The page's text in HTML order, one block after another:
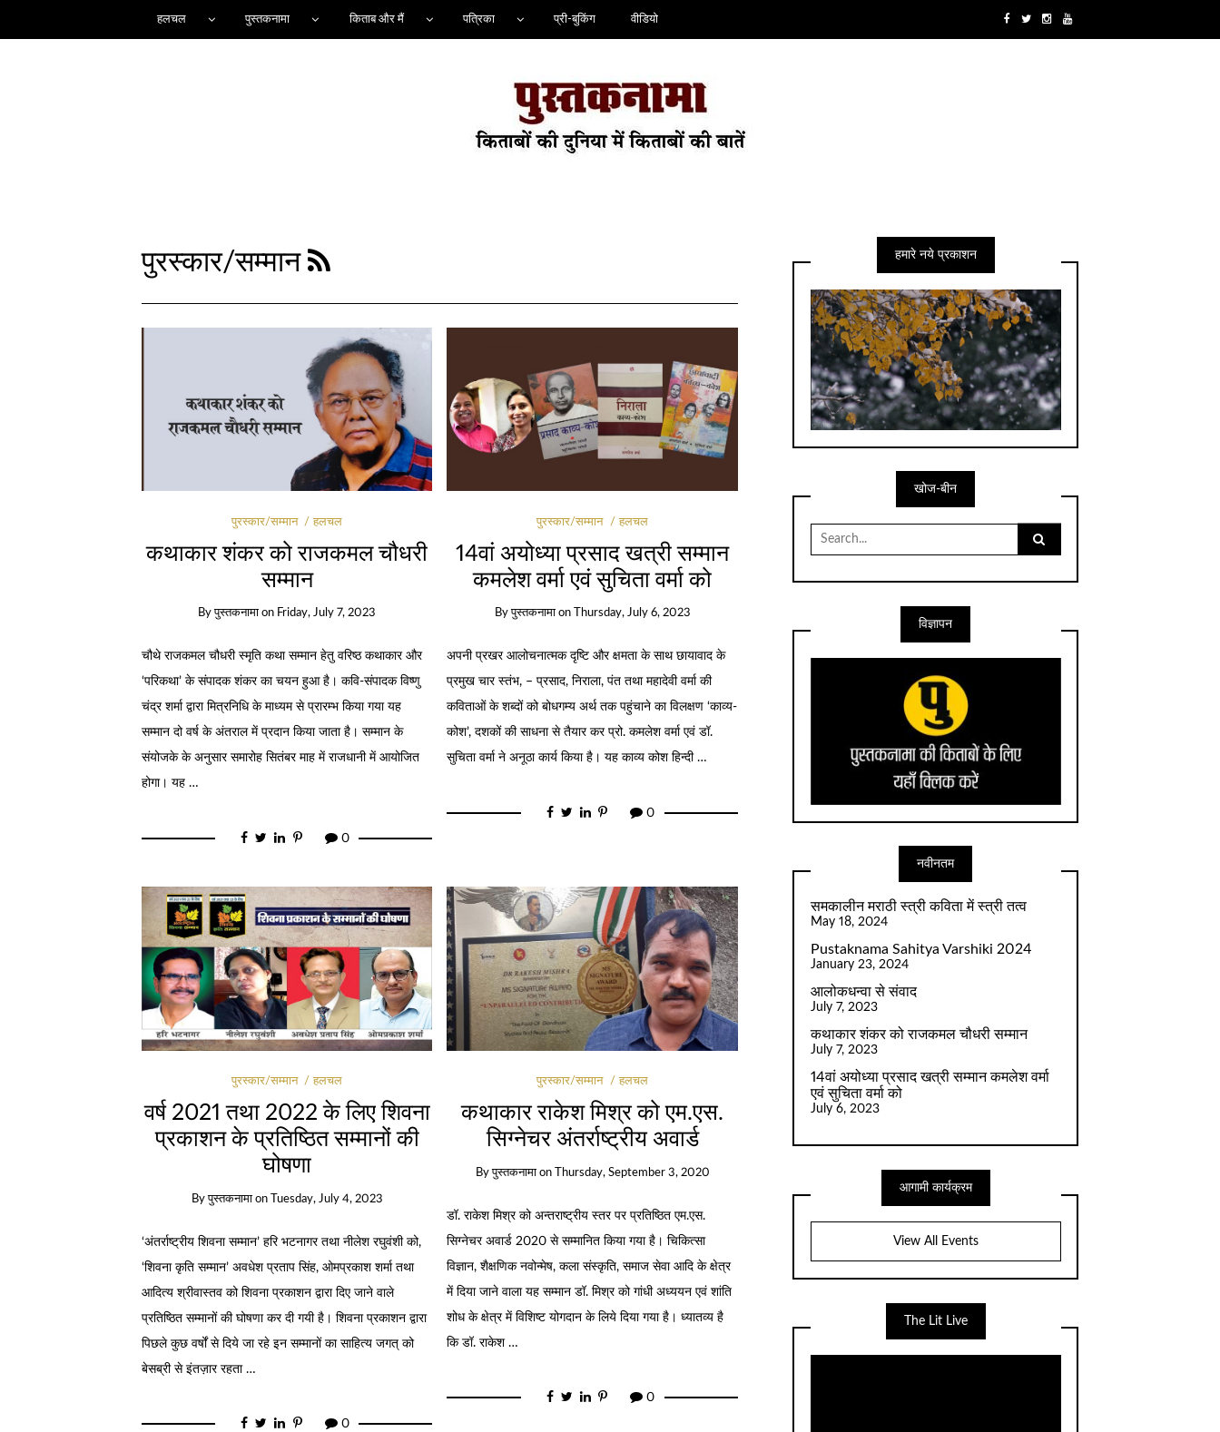
हलचल पुस्तकनामा किताब और मैं पत्रिका प्री-बुकिंग वीडियो
पुरस्कार/सम्मान
पुरस्कार/सम्मान हलचल
कथाकार शंकर को राजकमल चौधरी
सम्मान
Byपुस्तकनामा on Friday, July 7, 2023
चौथे राजकमल चौधरी स्मृति कथा सम्मान हेतु वरिष्ठ कथाकार और
‘परिकथा’ के संपादक शंकर का चयन हुआ है। कवि-संपादक विष्णु
चंद्र शर्मा द्वारा मित्रनिधि के माध्यम से प्रारम्भ किया गया यह
सम्मान दो वर्ष के अंतराल में प्रदान किया जाता है। सम्मान के
संयोजके के अनुसार समारोह सितंबर माह में राजधानी में आयोजित
होगा। यह …
0
पुरस्कार/सम्मान हलचल
14वां अयोध्या प्रसाद खत्री सम्मान
कमलेश वर्मा एवं सुचिता वर्मा को
Byपुस्तकनामा on Thursday, July 6, 2023
अपनी प्रखर आलोचनात्मक दृष्टि और क्षमता के साथ छायावाद के
प्रमुख चार स्तंभ, – प्रसाद, निराला, पंत तथा महादेवी वर्मा की
कविताओं के शब्दों को बोधगम्य अर्थ तक पहुंचाने का विलक्षण ‘काव्य-
कोश’, दशकों की साधना से तैयार कर प्रो. कमलेश वर्मा एवं डॉ.
सुचिता वर्मा ने अनूठा कार्य किया है। यह काव्य कोश हिन्दी …
0
पुरस्कार/सम्मान हलचल
वर्ष 2021 तथा 2022 के लिए शिवना
प्रकाशन के प्रतिष्ठित सम्मानों की
घोषणा
Byपुस्तकनामा on Tuesday, July 4, 2023
‘अंतर्राष्ट्रीय शिवना सम्मान’ हरि भटनागर तथा नीलेश रघुवंशी को,
‘शिवना कृति सम्मान’ अवधेश प्रताप सिंह, ओमप्रकाश शर्मा तथा
आदित्य श्रीवास्तव को शिवना प्रकाशन द्वारा दिए जाने वाले
प्रतिष्ठित सम्मानों की घोषणा कर दी गयी है। शिवना प्रकाशन द्वारा
पिछले कुछ वर्षों से दिये जा रहे इन सम्मानों का साहित्य जगत् को
बेसब्री से इंतज़ार रहता …
0
पुरस्कार/सम्मान हलचल
कथाकार राकेश मिश्र को एम.एस.
सिग्नेचर अंतर्राष्ट्रीय अवार्ड
Byपुस्तकनामा on Thursday, September 3, 2020
डॉ. राकेश मिश्र को अन्‍तराष्‍ट्रीय स्‍तर पर प्रतिष्ठित एम.एस.
सिग्‍नेचर अवार्ड 2020 से सम्‍मानित किया गया है। चिकित्‍सा
विज्ञान, शैक्षणिक नवोन्‍मेष, कला संस्‍कृति, समाज सेवा आदि के क्षेत्र
में दिया जाने वाला यह सम्‍मान डॉ. मिश्र को गांधी अध्‍ययन एवं शांति
शोध के क्षेत्र में विशिष्‍ट योगदान के लिये दिया गया है। ध्‍यातव्‍य है
कि डॉ. राकेश …
0
हमारे नये प्रकाशन
खोज-बीन
Search
for:
विज्ञापन
नवीनतम
समकालीन मराठी स्त्री कविता में स्त्री तत्व
May 18, 2024
Pustaknama Sahitya Varshiki 2024
January 23, 2024
आलोकधन्वा से संवाद
July 7, 2023
कथाकार शंकर को राजकमल चौधरी सम्मान
July 7, 2023
14वां अयोध्या प्रसाद खत्री सम्मान कमलेश वर्मा
एवं सुचिता वर्मा को
July 6, 2023
आगामी कार्यक्रम
View All Events
The Lit Live